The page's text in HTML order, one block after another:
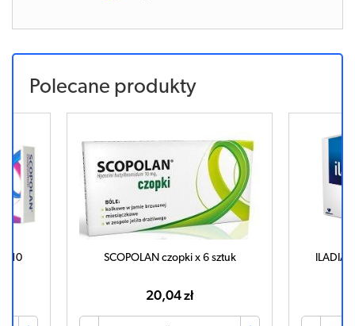
Polecane produkty
x 10 SCOPOLAN czopki x 6 sztuk
20,04 zł